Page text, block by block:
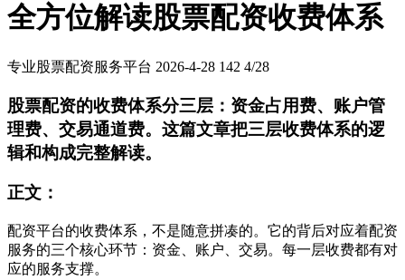
全方位解读股票配资收费体系
专业股票配资服务平台 2026-4-28 142 4/28
股票配资的收费体系分三层：资金占用费、账户管
理费、交易通道费。这篇文章把三层收费体系的逻
辑和构成完整解读。
正文：
配资平台的收费体系，不是随意拼凑的。它的背后对应着配资
服务的三个核心环节：资金、账户、交易。每一层收费都有对
应的服务支撑。